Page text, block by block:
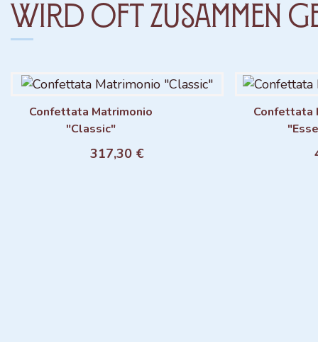
Wird oft zusammen
Aggiungi al carrello
Confettata Matrimonio
"Classic"
317,30 €
Confettata